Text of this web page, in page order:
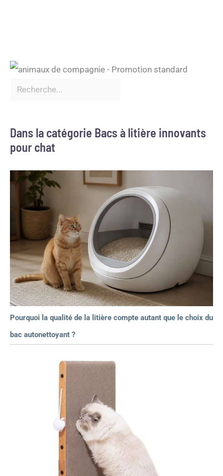
Dans la catégorie Bacs à litière innovants
pour chat
Pourquoi la qualité de la litière compte autant que le choix du
bac autonettoyant ?